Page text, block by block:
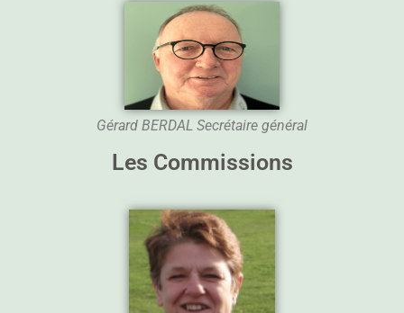
Gérard BERDAL Secrétaire général
Les Commissions